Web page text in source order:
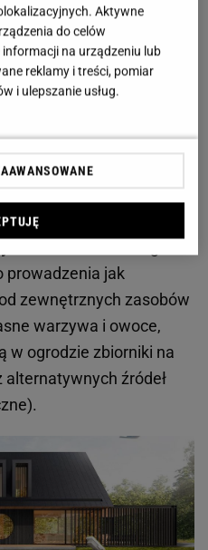
zazwyczaj
wody, leków),
zabezpieczanie
sieci wsparcia
trudne czasy w bliższej
podejście łączy się
prowadzenia jak
zewnętrznych zasobów
warzywa i owoce,
w ogrodzie zbiorniki na
źródeł
Aktywne
do celów
na urządzeniu lub
reklamy i treści, pomiar
i ulepszanie usług.